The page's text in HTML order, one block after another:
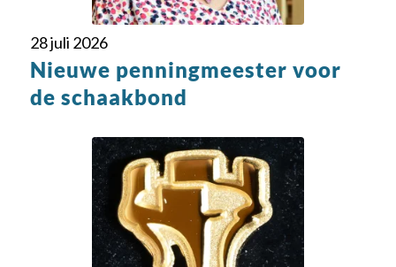
28 juli 2026
Nieuwe penningmeester voor
de schaakbond